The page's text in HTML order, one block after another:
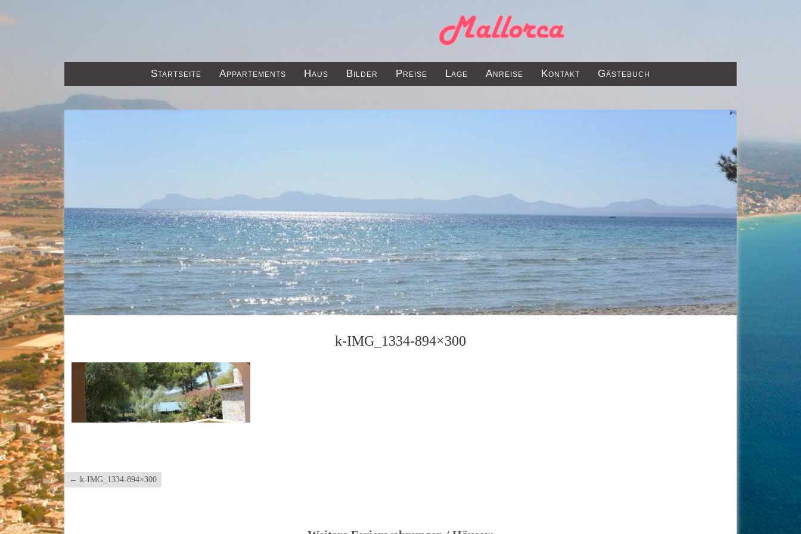
Startseite Appartements Haus Bilder Preise Lage Anreise Kontakt Gästebuch
k-IMG_1334-894×300
← k-IMG_1334-894×300